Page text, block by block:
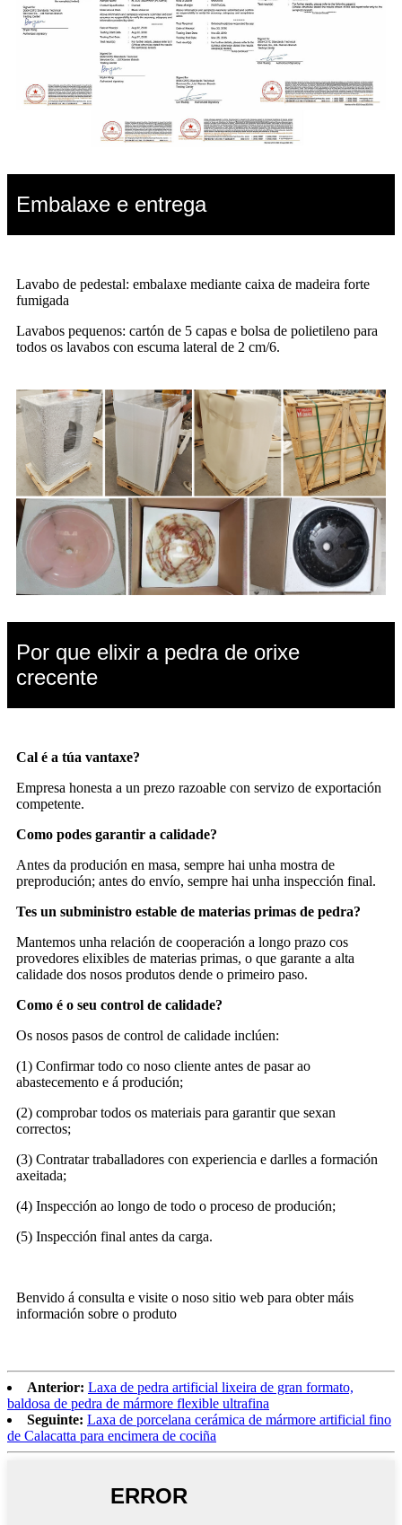
Embalaxe e entrega
Lavabo de pedestal: embalaxe mediante caixa de madeira forte
fumigada
Lavabos pequenos: cartón de 5 capas e bolsa de polietileno para
todos os lavabos con escuma lateral de 2 cm/6.
Por que elixir a pedra de orixe
crecente
Cal é a túa vantaxe?
Empresa honesta a un prezo razoable con servizo de exportación
competente.
Como podes garantir a calidade?
Antes da produción en masa, sempre hai unha mostra de
preprodución; antes do envío, sempre hai unha inspección final.
Tes un subministro estable de materias primas de pedra?
Mantemos unha relación de cooperación a longo prazo cos
provedores elixibles de materias primas, o que garante a alta
calidade dos nosos produtos dende o primeiro paso.
Como é o seu control de calidade?
Os nosos pasos de control de calidade inclúen:
(1) Confirmar todo co noso cliente antes de pasar ao
abastecemento e á produción;
(2) comprobar todos os materiais para garantir que sexan
correctos;
(3) Contratar traballadores con experiencia e darlles a formación
axeitada;
(4) Inspección ao longo de todo o proceso de produción;
(5) Inspección final antes da carga.
Benvido á consulta e visite o noso sitio web para obter máis
información sobre o produto
Anterior: Laxa de pedra artificial lixeira de gran formato,
baldosa de pedra de mármore flexible ultrafina
Seguinte: Laxa de porcelana cerámica de mármore artificial fino
de Calacatta para encimera de cociña